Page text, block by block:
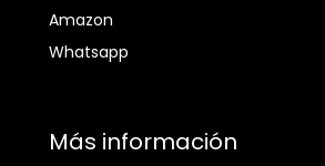
Amazon
Whatsapp
Más información